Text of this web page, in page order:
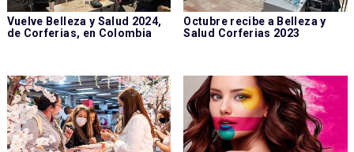
Vuelve Belleza y Salud 2024,
de Corferias, en Colombia
Octubre recibe a Belleza y
Salud Corferias 2023